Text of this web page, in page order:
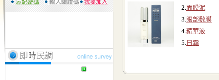
2.面膜泥
3.眼部敷膜
4.精華液
5. 日霜